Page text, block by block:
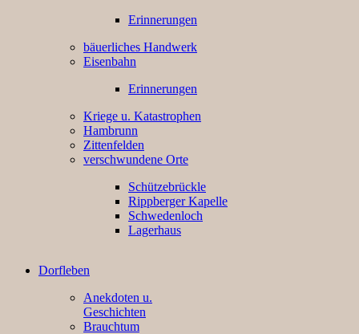
Erinnerungen
bäuerliches Handwerk
Eisenbahn
Erinnerungen
Kriege u. Katastrophen
Hambrunn
Zittenfelden
verschwundene Orte
Schützebrückle
Rippberger Kapelle
Schwedenloch
Lagerhaus
Dorfleben
Anekdoten u.
Geschichten
Brauchtum